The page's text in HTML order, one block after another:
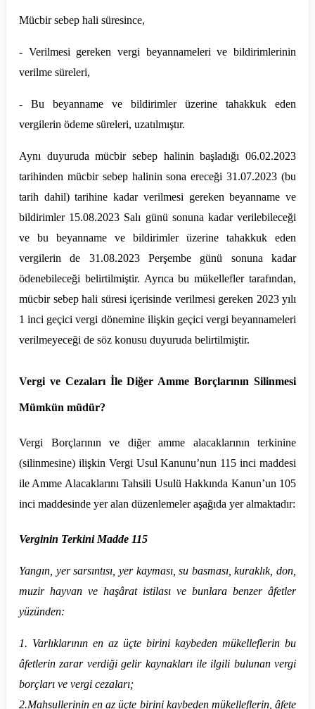
Mücbir sebep hali süresince,
- Verilmesi gereken vergi beyannameleri ve bildirimlerinin
verilme süreleri,
- Bu beyanname ve bildirimler üzerine tahakkuk eden
vergilerin ödeme süreleri, uzatılmıştır.
Aynı duyuruda mücbir sebep halinin başladığı 06.02.2023
tarihinden mücbir sebep halinin sona ereceği 31.07.2023 (bu
tarih dahil) tarihine kadar verilmesi gereken beyanname ve
bildirimler 15.08.2023 Salı günü sonuna kadar verilebileceği
ve bu beyanname ve bildirimler üzerine tahakkuk eden
vergilerin de 31.08.2023 Perşembe günü sonuna kadar
ödenebileceği belirtilmiştir. Ayrıca bu mükellefler tarafından,
mücbir sebep hali süresi içerisinde verilmesi gereken 2023 yılı
1 inci geçici vergi dönemine ilişkin geçici vergi beyannameleri
verilmeyeceği de söz konusu duyuruda belirtilmiştir.
Vergi ve Cezaları İle Diğer Amme Borçlarının Silinmesi
Mümkün müdür?
Vergi Borçlarının ve diğer amme alacaklarının terkinine
(silinmesine) ilişkin Vergi Usul Kanunu’nun 115 inci maddesi
ile Amme Alacaklarını Tahsili Usulü Hakkında Kanun’un 105
inci maddesinde yer alan düzenlemeler aşağıda yer almaktadır:
Verginin Terkini Madde 115
Yangın, yer sarsıntısı, yer kayması, su basması, kuraklık, don,
muzir hayvan ve haşârat istilası ve bunlara benzer âfetler
yüzünden:
1. Varlıklarının en az üçte birini kaybeden mükelleflerin bu
âfetlerin zarar verdiği gelir kaynakları ile ilgili bulunan vergi
borçları ve vergi cezaları;
2.Mahsullerinin en az üçte birini kaybeden mükelleflerin, âfete